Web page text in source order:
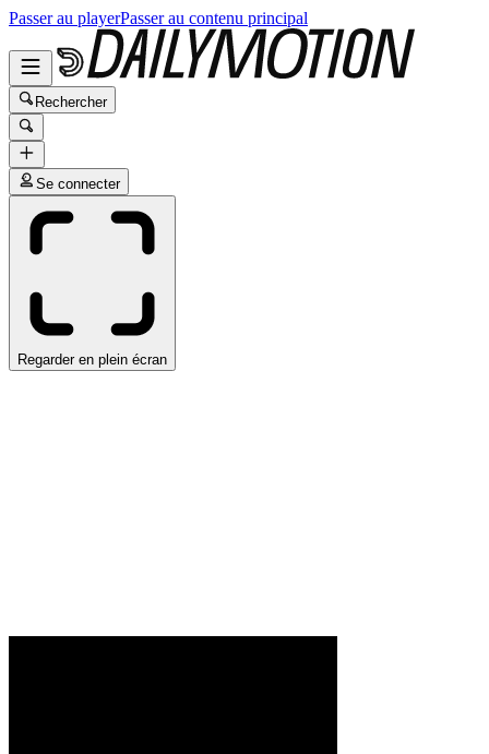
Passer au playerPasser au contenu principal
Rechercher
Se connecter
Regarder en plein écran